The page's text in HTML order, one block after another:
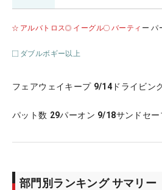
アルバトロス イーグル バーティ ー パ
ダブルボギー以上
フェアウェイキープ 9/14 ドライビン
パット数 29パーオン 9/18サンドセー
部門別ランキング サマリー